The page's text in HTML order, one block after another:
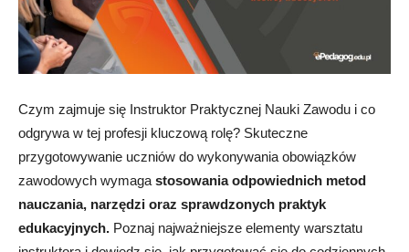
Czym zajmuje się Instruktor Praktycznej Nauki Zawodu i co
odgrywa w tej profesji kluczową rolę? Skuteczne
przygotowywanie uczniów do wykonywania obowiązków
zawodowych wymaga stosowania odpowiednich metod
nauczania, narzędzi oraz sprawdzonych praktyk
edukacyjnych. Poznaj najważniejsze elementy warsztatu